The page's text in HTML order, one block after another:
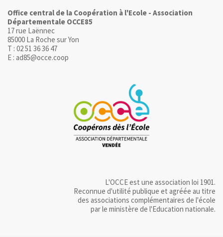
Office central de la Coopération à l'Ecole - Association
Départementale OCCE85
17 rue Laënnec
85000 La Roche sur Yon
T : 02 51 36 36 47
E : ad85@occe.coop
L'OCCE est une association loi 1901.
Reconnue d'utilité publique et agréée au titre
des associations complémentaires de l'école
par le ministère de l'Education nationale.